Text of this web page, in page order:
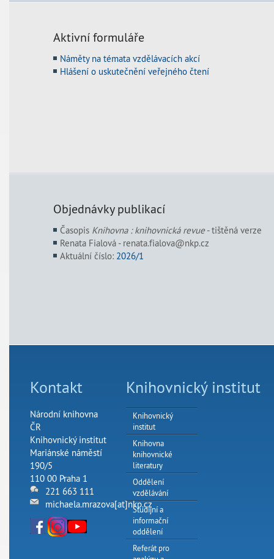
Aktivní formuláře
Náměty na témata vzdělávacích akcí
Hlášení o uskutečnění veřejného čtení
Objednávky publikací
Časopis Knihovna : knihovnická revue- tištěná verze
Renata Fialová - renata.fialova@nkp.cz
Aktuální číslo: 2026/1
Kontakt
Národní knihovna
ČR
Knihovnický institut
Mariánské náměstí
190/5
110 00 Praha 1
221 663 111
michaela.mrazova[at]nkp.cz
Knihovnický institut
Knihovnický
institut
Knihovna
knihovnické
literatury
Oddělení
vzdělávání
Studijní a
informační
oddělení
Referát pro